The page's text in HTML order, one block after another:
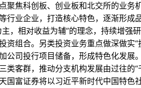
聚焦科创板、创业板和北交所的业务
行业企业，打造核心特色，逐渐形成
，相对收益为辅”的理念，持续增强
资组合。另类投资业务重点做深做实
公司投行项目储备，形成特色化发展
类客群，推动分支机构发展由过往的“
国富证券将以习近平新时代中国特色